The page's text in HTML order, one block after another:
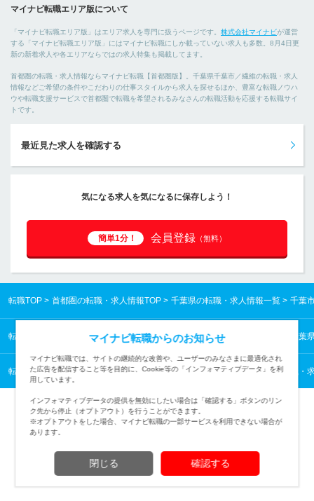
マイナビ転職エリア版について
「マイナビ転職エリア版」はエリア求人を専門に扱うページです。 株式会社マイナビが運営
する「マイナビ転職エリア版」にはマイナビ転職にしか載っていない求人も多数。8月4日更
新の新着求人や各エリアならではの求人特集も掲載してます。
首都圏の転職・求人情報ならマイナビ転職【首都圏版】。千葉県千葉市／繊維の転職・求人
情報などご希望の条件やこだわりの仕事スタイルから求人を探せるほか、豊富な転職ノウハ
ウや転職支援サービスで首都圏で転職を希望されるみなさんの転職活動を応援する転職サイ
トです。
最近見た求人を確認する
気になる求人を気になるに保存しよう！
簡単1分！ 会員登録 （無料）
転職TOP 首都圏の転職・求人情報TOP 千葉県の転職・求人情報一覧 千葉
転職TOP 首都圏の転職・求人情報TOP 千葉県の転職・求人情報一覧 千葉
転職TOP 業種から探す 素材メーカーの転職・求人情報一覧 繊維の転職・
(c) Mynavi Corporation
マイナビ転職からのお知らせ
マイナビ転職では、サイトの継続的な改善や、ユーザーのみなさまに最適化され
た広告を配信すること等を目的に、Cookie等の「インフォマティブデータ」を利
用しています。
インフォマティブデータの提供を無効にしたい場合は「確認する」ボタンのリン
ク先から停止（オプトアウト）を行うことができます。
※オプトアウトをした場合、マイナビ転職の一部サービスを利用できない場合が
あります。
閉じる 確認する